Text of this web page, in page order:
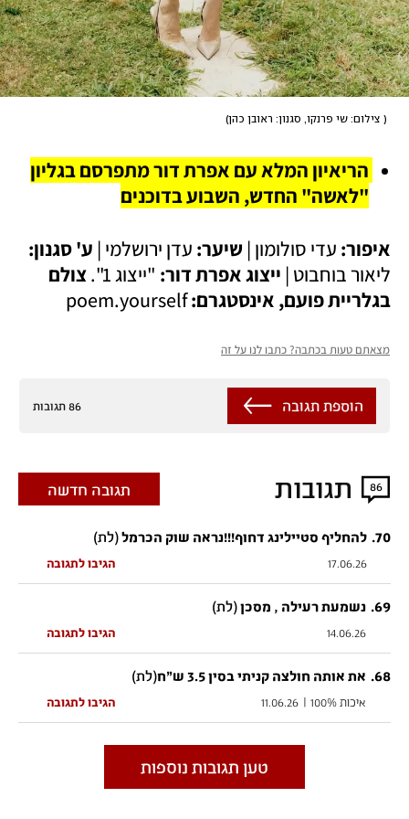
( צילום: שי פרנקו, סגנון: ראובן כהן)
"לאשה" החדש, השבוע בדוכנים
איפור: עדי סולומון | שיער: עדן ירושלמי | ע' סגנון:
ליאור בוחבוט | ייצוג אפרת דור: "ייצוג 1".
בגלריית פועם, אינסטגרם: poem.yourself
מצאתם טעות בכתבה? כתבו לנו על זה
86 תגובות הוספת תגובה
86 תגובות תגובה חדשה
70
. להחליף סטיילינג דחוף!!!נראה שוק הכרמל(לת)
17.06.26 הגיבו לתגובה
69
. נשמעת רעילה , מסכן(לת)
14.06.26 הגיבו לתגובה
68
. את אותה חולצה קניתי בסין 3.5 ש"ח (לת)
איכות 100% |
11.06.26 הגיבו לתגובה
טען תגובות נוספות